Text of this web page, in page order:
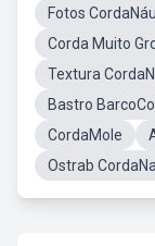
Fotos
Corda Muito
Textura
Bastro
CordaMole
Ostrab